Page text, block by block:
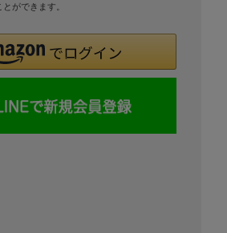
ができます。